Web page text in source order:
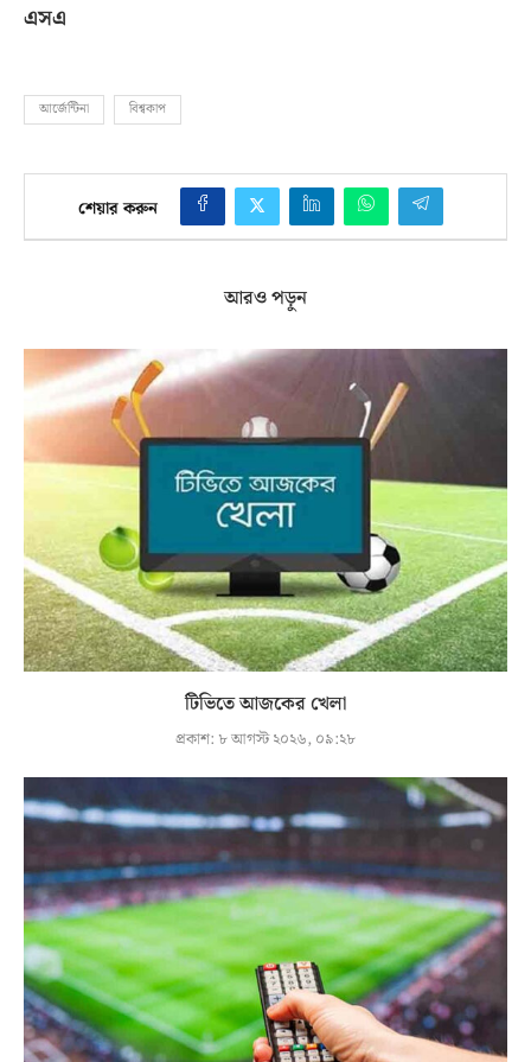
এসএ
আর্জেন্টিনা বিশ্বকাপ
শেয়ার করুন
আরও পড়ুন
টিভিতে আজকের খেলা
প্রকাশ: ৮ আগস্ট ২০২৬, ০৯:২৮